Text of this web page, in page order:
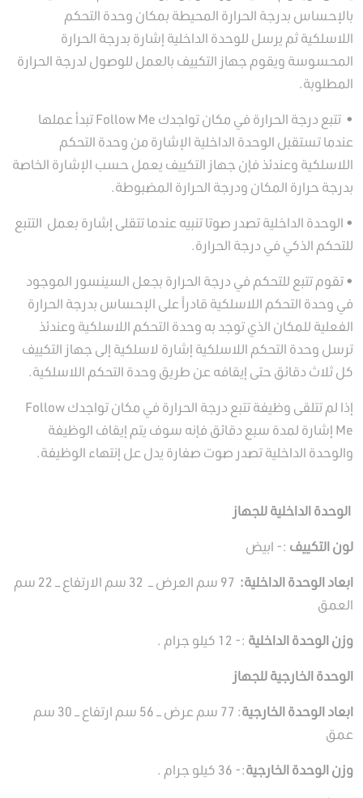
بالإحساس بدرجة الحرارة المحيطة بمكان وحدة التحكم
اللاسلكية ثم يرسل للوحدة الداخلية إشارة بدرجة الحرارة
المحسوسة ويقوم جهاز التكييف بالعمل للوصول لدرجة الحرارة
المطلوبة.
• تتبع درجة الحرارة في مكان تواجدك Follow Me تبدأ عملها
عندما تستقبل الوحدة الداخلية الإشارة من وحدة التحكم
اللاسلكية وعندئذ فإن جهاز التكييف يعمل حسب الإشارة الخاصة
بدرجة حرارة المكان ودرجة الحرارة المضبوطة.
• الوحدة الداخلية تصدر صوتا تنبيه عندما تتقلى إشارة بعمل التتبع
للتحكم الذكي في درجة الحرارة.
• تقوم تتبع للتحكم في درجة الحرارة بجعل السينسور الموجود
في وحدة التحكم اللاسلكية قادراً على الإحساس بدرجة الحرارة
الفعلية للمكان الذي توجد به وحدة التحكم اللاسلكية وعندئذ
ترسل وحدة التحكم اللاسلكية إشارة لاسلكية إلى جهاز التكييف
كل ثلاث دقائق حتى إيقافه عن طريق وحدة التحكم اللاسلكية.
إذا لم تتلقى وظيفة تتبع درجة الحرارة في مكان تواجدك Follow
Me إشارة لمدة سبع دقائق فإنه سوف يتم إيقاف الوظيفة
والوحدة الداخلية تصدر صوت صفارة يدل عل إنتهاء الوظيفة.
الوحدة الداخلية للجهاز
لون التكييف :- ابيض
ابعاد الوحدة الداخلية:
97 سم العرض – 32 سم الارتفاع – 22 سم
العمق
وزن الوحدة الداخلية :- 12 كيلو جرام .
الوحدة الخارجية للجهاز
ابعاد الوحدة الخارجية
: 77 سم عرض – 56 سم ارتفاع – 30 سم
عمق
وزن الوحدة الخارجية:- 36 كيلو جرام .